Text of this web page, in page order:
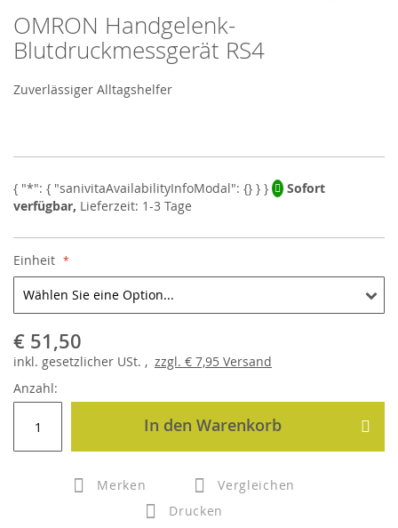
Skip
to
the
of
OMRON Handgelenk-
Blutdruckmessgerät RS4
Zuverlässiger Alltagshelfer
Sofort
verfügbar, Lieferzeit: 1-3 Tage
Einheit
€ 51,50
inkl. gesetzlicher USt. , zzgl. € 7,95 Versand
Anzahl:
In den Warenkorb
Merken
Vergleichen
Drucken